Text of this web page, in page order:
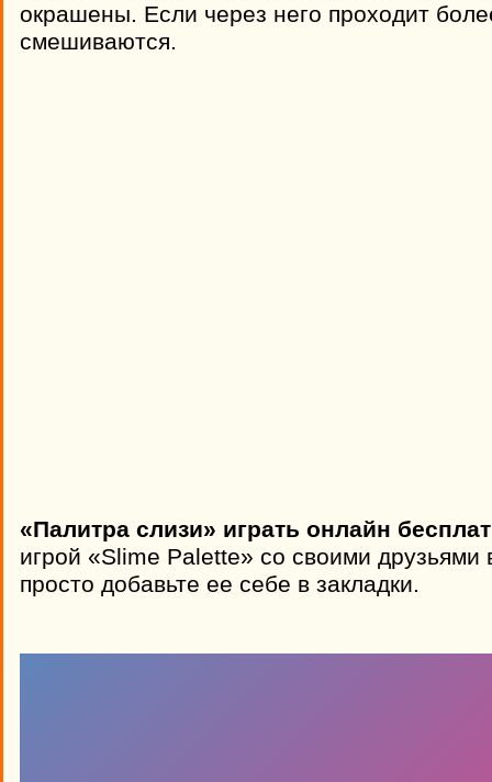
окрашены. Если через него проходит
смешиваются.
«Палитра слизи» играть онлайн
игрой «Slime Palette» со своими друзьями
просто добавьте ее себе в закладки.